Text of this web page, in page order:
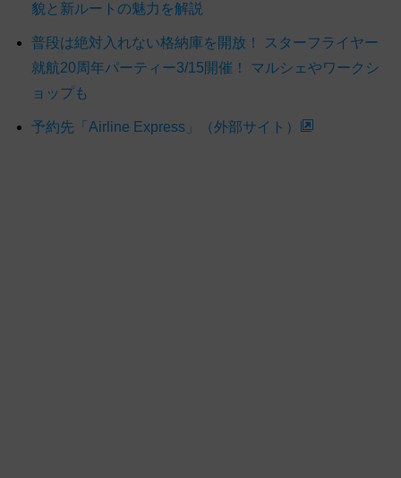
貌と新ルートの魅力を解説
普段は絶対入れない格納庫を開放！ スターフライヤー
就航20周年パーティー3/15開催！ マルシェやワークシ
ョップも
予約先「Airline Express」（外部サイト）